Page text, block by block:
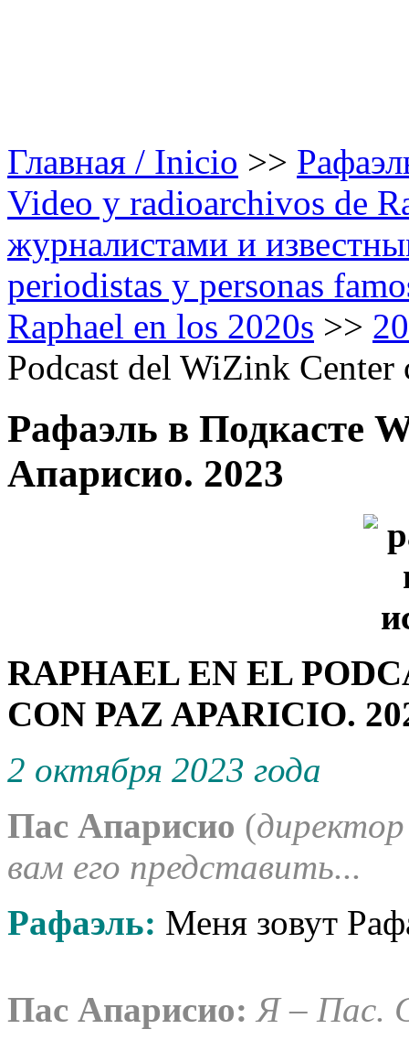
Главная / Inicio >>
Video y radioarchivos de
журналистами и
periodistas y personas
Raphael en los 2020s >>
Podcast del WiZink
Рафаэль в Подкасте
Апарисио. 2023
RAPHAEL EN EL
CON PAZ APARICIO.
2 октября 2023 года
Пас Апарисио (
вам его представить...
Рафаэль: Меня зовут
Пас Апарисио: Я – Пас.